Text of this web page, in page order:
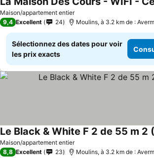
Maison/appartement entier
9,4 Excellent 24 Moulins, à 3.2 km de :
Sélectionnez des dates pour voir
les prix exacts
Maison/appartement entier
Le Black & White F 2 de 55 m 2
8,8 Excellent 23 Moulins, à 3.2 km de :